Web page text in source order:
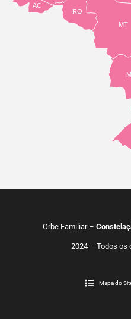
AC
RO
MT
Orbe Familiar –
2024 – Todos os
Mapa do